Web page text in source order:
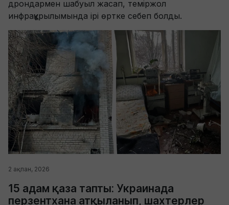
дрондармен шабуыл жасап, теміржол
инфрақұрылымында ірі өртке себеп болды.
2 ақпан, 2026
15 адам қаза тапты: Украинада
перзентхана атқыланып, шахтерлер